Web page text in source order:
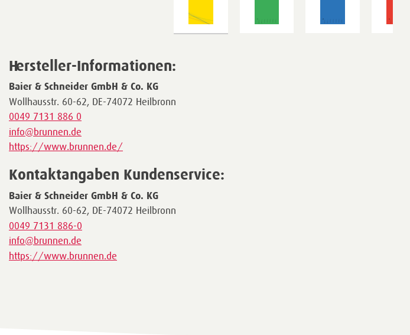
Hersteller-Informationen:
Baier & Schneider GmbH & Co. KG
Wollhausstr. 60-62, DE-74072 Heilbronn
0049 7131 886 0
info@brunnen.de
https://www.brunnen.de/
Kontaktangaben Kundenservice:
Baier & Schneider GmbH & Co. KG
Wollhausstr. 60-62, DE-74072 Heilbronn
0049 7131 886-0
info@brunnen.de
https://www.brunnen.de